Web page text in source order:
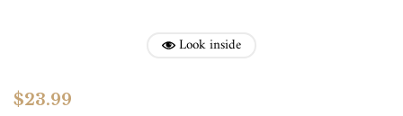
Look inside
$23.99